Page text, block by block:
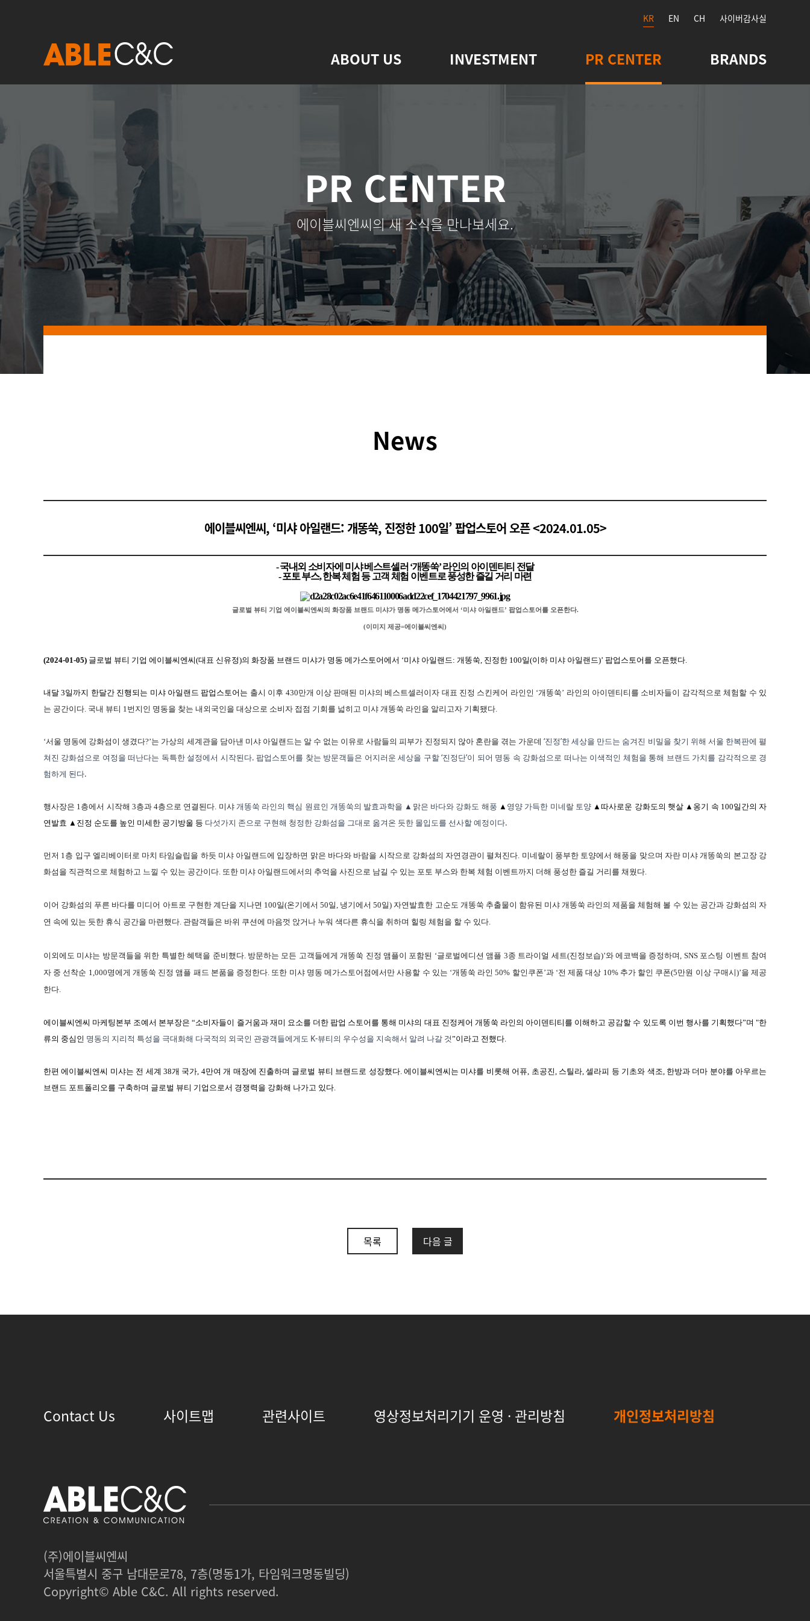
ABOUT US INVESTMENT PR CENTER BRANDS
KR EN CH 사이버감사실
PR CENTER
에이블씨엔씨의 새 소식을 만나보세요.
News
에이블씨엔씨, ‘미샤 아일랜드: 개똥쑥, 진정한 100일’ 팝업스토어 오픈 <2024.01.05>
- 국내외 소비자에 미샤 베스트셀러 ‘개똥쑥’ 라인의 아이덴티티 전달
- 포토 부스,한복 체험 등 고객 체험 이벤트로 풍성한 즐길 거리 마련
글로벌 뷰티 기업 에이블씨엔씨의 화장품 브랜드 미샤가 명동 메가스토어에서 ‘미샤 아일랜드’ 팝업스토어를 오픈한다.
(이미지 제공=에이블씨엔씨 )
(2024-01-05) 글로벌 뷰티 기업 에이블씨엔씨(대표 신유정)의 화장품 브랜드 미샤가 명동 메가스토어에서 ‘미샤 아일랜드: 개똥쑥, 진정한 100일(이하 미샤 아일랜드)’ 팝업스토어를 오픈했다.
내달 3일까지 한달간 진행되는 미샤 아일랜드 팝업스토어는 출시 이후 430만개 이상 판매된 미샤의 베스트셀러이자 대표 진정 스킨케어 라인인 ‘개똥쑥’ 라인의 아이덴티티를 소비자들이 감각적으로 체험할 수 있
는 공간이다. 국내 뷰티 1번지인 명동을 찾는 내외국인을 대상으로 소비자 접점 기회를 넓히고 미샤 개똥쑥 라인을 알리고자 기획됐다.
‘서울 명동에 강화섬이 생겼다?’는 가상의 세계관을 담아낸 미샤 아일랜드는 알 수 없는 이유로 사람들의 피부가 진정되지 않아 혼란을 겪는 가운데‘진정’한 세상을 만드는 숨겨진 비밀을 찾기 위해 서울 한복판에 펼
쳐진 강화섬으로 여정을 떠난다는 독특한 설정에서 시작된다.팝업스토어를 찾는 방문객들은 어지러운 세상을 구할‘진정단’이 되어 명동 속 강화섬으로 떠나는 이색적인 체험을 통해 브랜드 가치를 감각적으로 경
험하게 된다.
행사장은 1층에서 시작해 3층과4층으로 연결된다. 미샤 개똥쑥 라인의 핵심 원료인 개똥쑥의 발효과학을 ▲맑은 바다와 강화도 해풍 ▲ 영양 가득한 미네랄 토양 ▲따사로운 강화도의 햇살 ▲옹기 속 100일간의 자
연발효 ▲진정 순도를 높인 미세한 공기방울 등 다섯가지 존으로 구현해 청정한 강화섬을 그대로 옮겨온 듯한 몰입도를 선사할 예정이다.
먼저 1층 입구 엘리베이터로 마치 타임슬립을 하듯 미샤 아일랜드에 입장하면 맑은 바다와 바람을 시작으로 강화섬의 자연경관이 펼쳐진다. 미네랄이 풍부한 토양에서 해풍을 맞으며 자란 미샤 개똥쑥의 본고장 강
화섬을 직관적으로 체험하고 느낄 수 있는 공간이다. 또한 미샤 아일랜드에서의 추억을 사진으로 남길 수 있는 포토 부스와 한복 체험 이벤트까지 더해 풍성한 즐길 거리를 채웠다.
이어 강화섬의 푸른 바다를 미디어 아트로 구현한 계단을 지나면 100일(온기에서 50일, 냉기에서 50일) 자연발효한 고순도 개똥쑥 추출물이 함유된 미샤 개똥쑥 라인의 제품을 체험해 볼 수 있는 공간과 강화섬의 자
연 속에 있는 듯한 휴식 공간을 마련했다. 관람객들은 바위 쿠션에 마음껏 앉거나 누워 색다른 휴식을 취하며 힐링 체험을 할 수 있다.
이외에도 미샤는 방문객들을 위한 특별한 혜택을 준비했다. 방문하는 모든 고객들에게 개똥쑥 진정 앰플이 포함된 ‘글로벌에디션 앰플 3종 트라이얼 세트(진정보습)’와 에코백을 증정하며, SNS 포스팅 이벤트 참여
자 중 선착순 1,000명에게 개똥쑥 진정 앰플 패드 본품을 증정한다. 또한 미샤 명동 메가스토어점에서만 사용할 수 있는 ‘개똥쑥 라인 50% 할인쿠폰’과 ‘전 제품 대상 10% 추가 할인 쿠폰(5만원 이상 구매시)’을 제공
한다.
에이블씨엔씨 마케팅본부 조예서 본부장은 “소비자들이 즐거움과 재미 요소를 더한 팝업 스토어를 통해 미샤의 대표 진정케어 개똥쑥 라인의 아이덴티티를 이해하고 공감할 수 있도록 이번 행사를 기획했다”며 "한
류의 중심인 명동의 지리적 특성을 극대화해 다국적의 외국인 관광객들에게도 K-뷰티의 우수성을 지속해서 알려 나갈 것”이라고 전했다.
한편 에이블씨엔씨 미샤는 전 세계 38개 국가, 4만여 개 매장에 진출하며 글로벌 뷰티 브랜드로 성장했다. 에이블씨엔씨는 미샤를 비롯해 어퓨, 초공진, 스틸라,셀라피 등 기초와 색조, 한방과 더마 분야를 아우르는
브랜드 포트폴리오를 구축하며 글로벌 뷰티 기업으로서 경쟁력을 강화해 나가고 있다.
목록 다음 글
Contact Us 사이트맵 관련사이트 영상정보처리기기 운영 · 관리방침 개인정보처리방침
(주)에이블씨엔씨
서울특별시 중구 남대문로78, 7층(명동1가, 타임워크명동빌딩)
Copyright© Able C&C. All rights reserved.